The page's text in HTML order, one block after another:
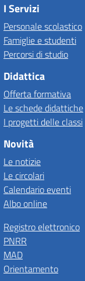
I Servizi
Personale scolastico
Famiglie e studenti
Percorsi di studio
Didattica
Offerta formativa
Le schede didattiche
I progetti delle classi
Novità
Le notizie
Le circolari
Calendario eventi
Albo online
Registro elettronico
PNRR
MAD
Orientamento